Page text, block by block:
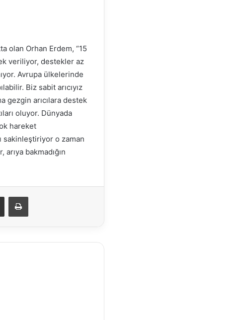
olan Orhan Erdem, “15
veriliyor, destekler az
Avrupa ülkelerinde
Biz sabit arıcıyız
gezgin arıcılara destek
oluyor. Dünyada
hareket
sakinleştiriyor o zaman
bakmadığın
E-Posta ile paylaş Yazdır